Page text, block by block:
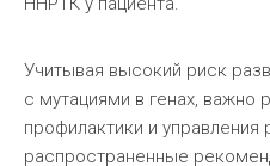
Учитывая высокий риск
с мутациями в генах, важно
профилактики и
распространенные